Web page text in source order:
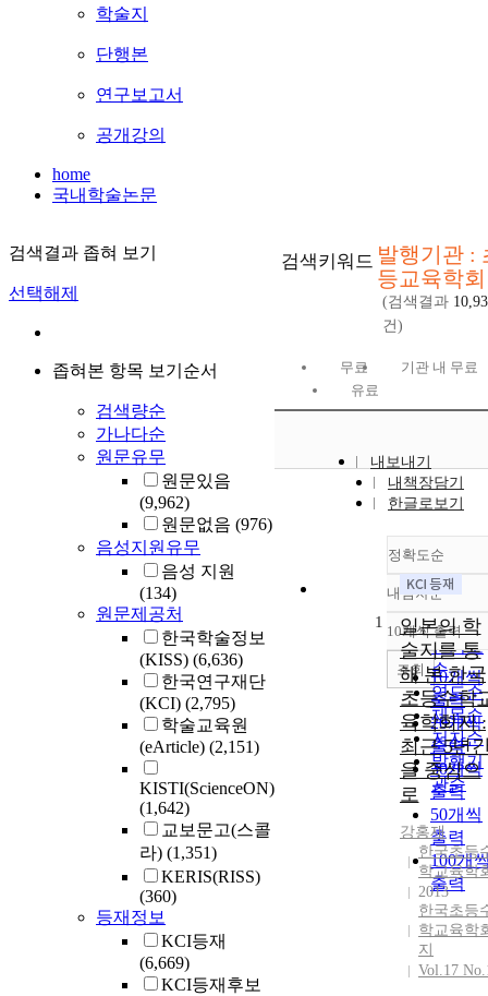
학술지
단행본
연구보고서
공개강의
home
국내학술논문
검색결과 좁혀 보기
선택해제
좁혀본 항목 보기순서
검색량순
가나다순
원문유무
원문있음
(9,962)
원문없음 (976)
음성지원유무
음성 지원
(134)
원문제공처
한국학술정보
(KISS) (6,636)
한국연구재단
(KCI) (2,795)
학술교육원
(eArticle) (2,151)
KISTI(ScienceON)
(1,642)
교보문고(스콜
라) (1,351)
KERIS(RISS)
(360)
등재정보
KCI등재
(6,669)
KCI등재후보
검색키워드 발행기관 :
등교육학회
(검색결과
건)
무료
기관 내 무료
유료
내보내기
내책장담기
한글로보기
정확도순
정확도
순
인기도
순
연도순
제목순
저자순
발행기
관순
내림차순
내림차
10개씩 출력
10개씩
출력
20개씩
출력
30개씩
출력
50개씩
출력
100개
출력
조회
1
일본의 학
술지를 통
해 본 한국
초등수학
육학회지 :
최근 5년
을 중심으
로
강홍재
한국초등
학교육학
2013
한국초등
학교육학
지
Vol.17